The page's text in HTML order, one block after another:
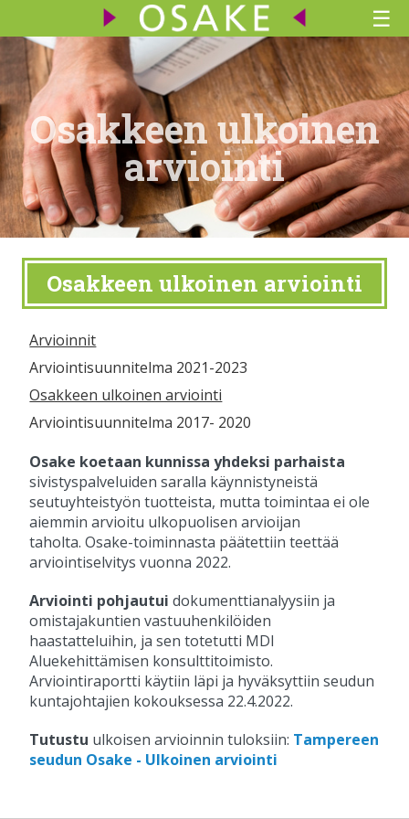
☰
Osakkeen ulkoinen
arviointi
Osakkeen ulkoinen arviointi
Arvioinnit
Arviointisuunnitelma 2021-2023
Osakkeen ulkoinen arviointi
Arviointisuunnitelma 2017- 2020
Osake koetaan kunnissa yhdeksi parhaista
sivistyspalveluiden saralla käynnistyneistä
seutuyhteistyön tuotteista, mutta toimintaa ei ole
aiemmin arvioitu ulkopuolisen arvioijan
taholta. Osake-toiminnasta päätettiin teettää
arviointiselvitys vuonna 2022.
Arviointi pohjautui dokumenttianalyysiin ja
omistajakuntien vastuuhenkilöiden
haastatteluihin, ja sen totetutti MDI
Aluekehittämisen konsulttitoimisto.
Arviointiraportti käytiin läpi ja hyväksyttiin seudun
kuntajohtajien kokouksessa 22.4.2022.
Tutustu ulkoisen arvioinnin tuloksiin: Tampereen
seudun Osake - Ulkoinen arviointi